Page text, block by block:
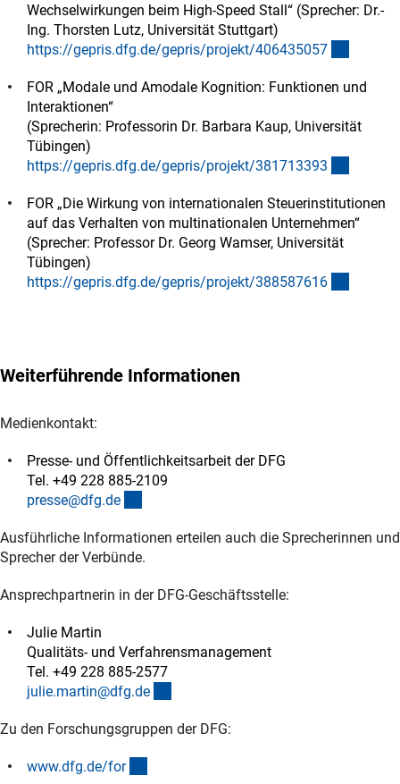
Wechselwirkungen beim High-Speed Stall“ (Sprecher: Dr.-
Ing. Thorsten Lutz, Universität Stuttgart)
https://gepris.dfg.de/gepris/projekt/406435057
FOR „Modale und Amodale Kognition: Funktionen und
Interaktionen“
(Sprecherin: Professorin Dr. Barbara Kaup, Universität
Tübingen)
https://gepris.dfg.de/gepris/projekt/381713393
FOR „Die Wirkung von internationalen Steuerinstitutionen
auf das Verhalten von multinationalen Unternehmen“
(Sprecher: Professor Dr. Georg Wamser, Universität
Tübingen)
https://gepris.dfg.de/gepris/projekt/38858761 6
Weiterführende Informationen
Medienkontakt:
Presse- und Öffentlichkeitsarbeit der DFG
Tel. +49 228 885-2109
presse@dfg.de
Ausführliche Informationen erteilen auch die Sprecherinnen und
Sprecher der Verbünde.
Ansprechpartnerin in der DFG-Geschäftsstelle:
Julie Martin
Qualitäts- und Verfahrensmanagement
Tel. +49 228 885-2577
julie.martin@dfg.de
Zu den Forschungsgruppen der DFG:
www.dfg.de/for